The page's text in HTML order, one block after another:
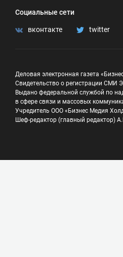
Социальные сети
вконтакте twitter
Деловая электронная газета
Свидетельство о регистрации СМИ
Выдано федеральной службой по
в сфере связи и массовых
Учредитель ООО «Бизнес Медия
Шеф-редактор (главный редактор)